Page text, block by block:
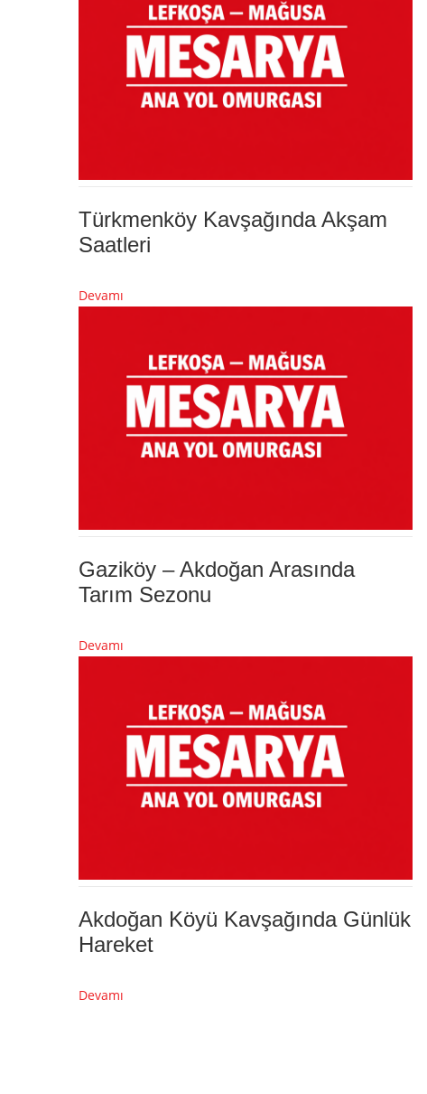
Türkmenköy Kavşağında Akşam
Saatleri
Devamı
Gaziköy – Akdoğan Arasında
Tarım Sezonu
Devamı
Akdoğan Köyü Kavşağında Günlük
Hareket
Devamı